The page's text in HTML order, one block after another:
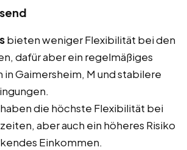
bieten weniger Flexibilität bei den
dafür aber ein regelmäßiges
in Gaimersheim, M und stabilere
haben die höchste Flexibilität bei
aber auch ein höheres Risiko
Einkommen.